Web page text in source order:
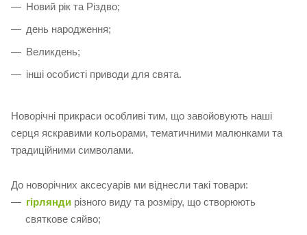
Новий рік та Різдво;
день народження;
Великдень;
інші особисті приводи для свята.
Новорічні прикраси особливі тим, що завойовують наші
серця яскравими кольорами, тематичними малюнками та
традиційними символами.
До новорічних аксесуарів ми віднесли такі товари:
гірлянди різного виду та розміру, що створюють
святкове сяйво;